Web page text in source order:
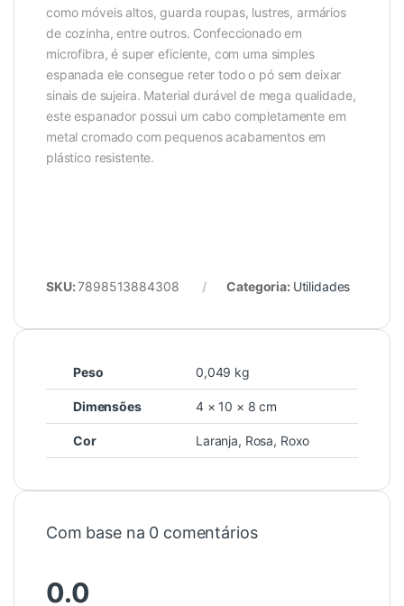
como móveis altos, guarda roupas, lustres, armários
de cozinha, entre outros. Confeccionado em
microfibra, é super eficiente, com uma simples
espanada ele consegue reter todo o pó sem deixar
sinais de sujeira. Material durável de mega qualidade,
este espanador possui um cabo completamente em
metal cromado com pequenos acabamentos em
plástico resistente.
SKU:7898513884308 Categoria: Utilidades
Peso 0,049 kg
Dimensões 4 × 10 × 8 cm
Cor Laranja, Rosa, Roxo
Com base na 0 comentários
0.0